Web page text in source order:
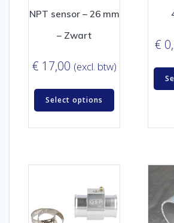
NPT sensor – 26 mm
– Zwart
€ 17,00 (excl. btw)
Select options
€